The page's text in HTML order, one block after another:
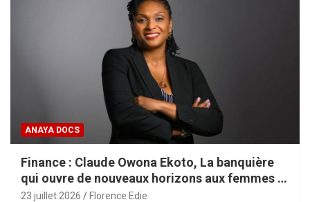
ANAYA DOCS
Finance : Claude Owona Ekoto, La banquière
qui ouvre de nouveaux horizons aux femmes et
aux PME africaines
23 juillet 2026 Florence Edie